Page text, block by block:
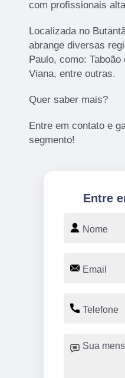
com profissionais
Localizada no
abrange diversas
Paulo, como:
Viana, entre outras.
Quer saber mais?
Entre em contato e
segmento!
Entre